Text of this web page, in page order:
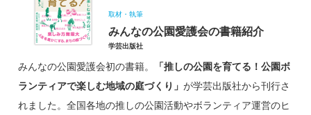
取材・執筆
みんなの公園愛護会の書籍紹介
学芸出版社
みんなの公園愛護会初の書籍。
「推しの公園を育てる！公園ボ
ランティアで楽しむ地域の庭づくり」 が学芸出版社から刊行さ
れました。全国各地の推しの公園活動やボランティア運営のヒ